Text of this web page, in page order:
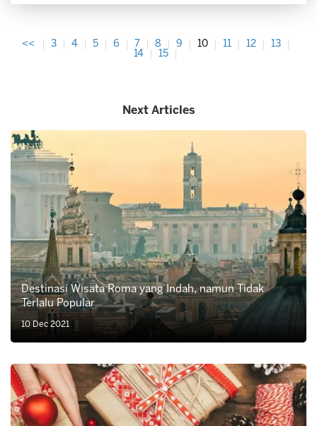
<< 3 4 5 6 7 8 9 10 11 12
13
14
15
Next Articles
Destinasi Wisata Roma yang Indah, namun Tidak
Terlalu Popular
10 Dec 2021